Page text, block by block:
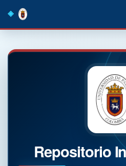
navigation
Repositorio